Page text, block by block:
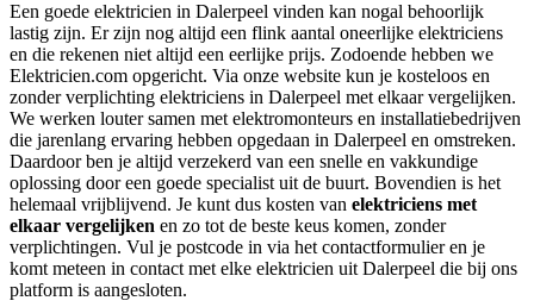
Een goede elektricien in Dalerpeel vinden kan nogal behoorlijk
lastig zijn. Er zijn nog altijd een flink aantal oneerlijke elektriciens
en die rekenen niet altijd een eerlijke prijs. Zodoende hebben we
Elektricien.com opgericht. Via onze website kun je kosteloos en
zonder verplichting elektriciens in Dalerpeel met elkaar vergelijken.
We werken louter samen met elektromonteurs en installatiebedrijven
die jarenlang ervaring hebben opgedaan in Dalerpeel en omstreken.
Daardoor ben je altijd verzekerd van een snelle en vakkundige
oplossing door een goede specialist uit de buurt. Bovendien is het
helemaal vrijblijvend. Je kunt dus kosten van elektriciens met
elkaar vergelijken en zo tot de beste keus komen, zonder
verplichtingen. Vul je postcode in via het contactformulier en je
komt meteen in contact met elke elektricien uit Dalerpeel die bij ons
platform is aangesloten.